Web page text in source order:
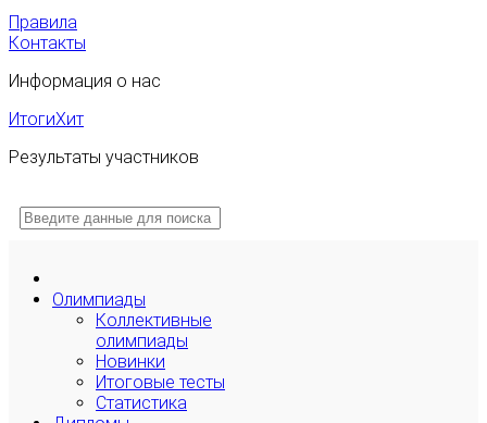
Правила
Контакты
Информация о нас
ИтогиХит
Результаты участников
Олимпиады
Коллективные
олимпиады
Новинки
Итоговые тесты
Статистика